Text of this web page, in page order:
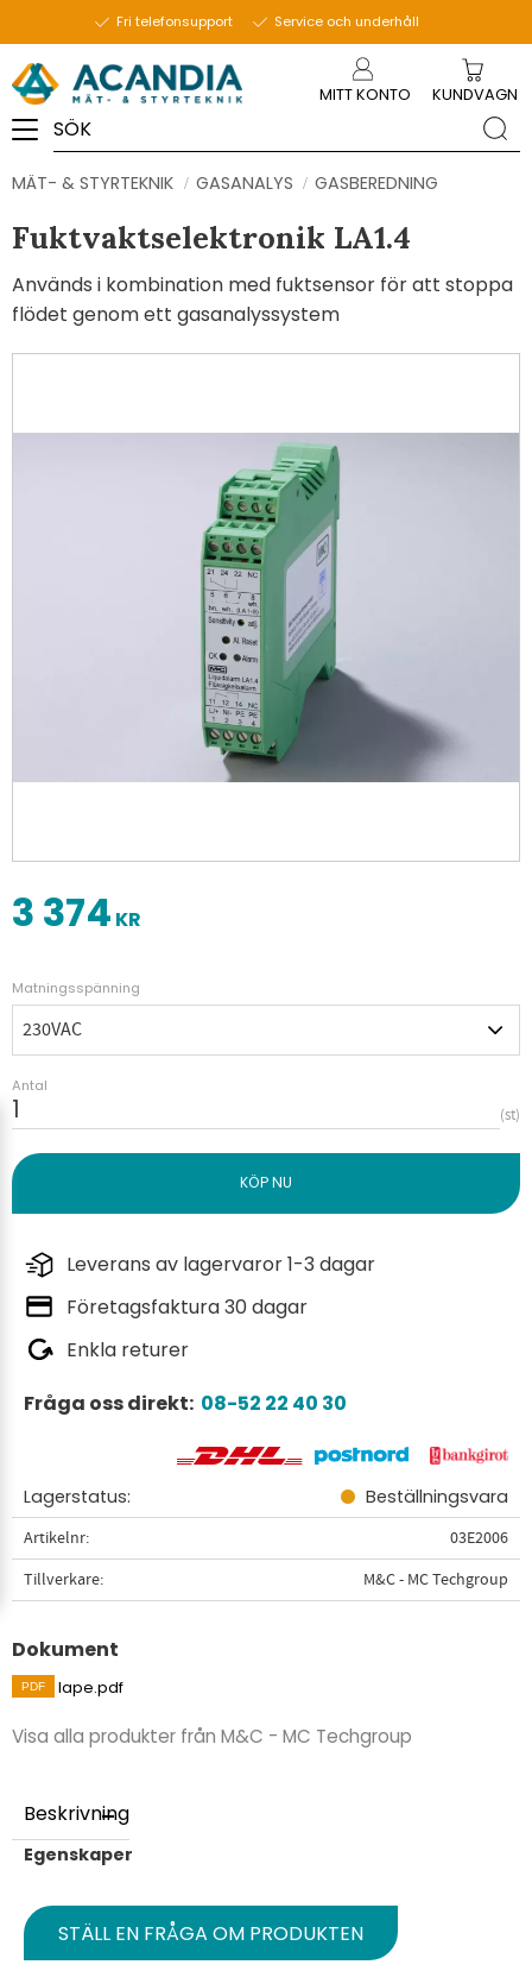
Fri telefonsupport Service och underhåll
MITT KONTO KUNDVAGN
MÄT- & STYRTEKNIK GASANALYS GASBEREDNING
Fuktvaktselektronik LA1.4
Används i kombination med fuktsensor för att stoppa
flödet genom ett gasanalyssystem
3 374 KR
Matningsspänning
Antal
st
Leverans av lagervaror 1-3 dagar
Företagsfaktura 30 dagar
Enkla returer
Fråga oss direkt: 08-52 22 40 30
Lagerstatus Beställningsvara
Artikelnr
03E2006
Tillverkare
M&C - MC Techgroup
Dokument
lape.pdf
Visa alla produkter från M&C - MC Techgroup
Beskrivning
Egenskaper
STÄLL EN FRÅGA OM PRODUKTEN